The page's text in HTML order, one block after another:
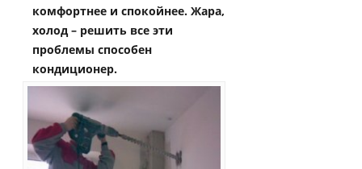
комфортнее и спокойнее. Жара,
холод – решить все эти
проблемы способен
кондиционер.